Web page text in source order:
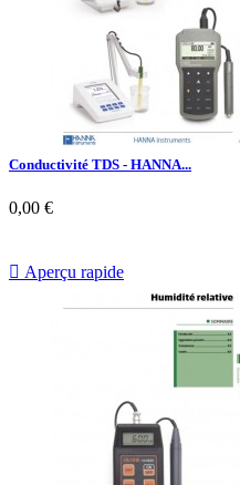
Conductivité TDS - HANNA...
0,00 €
 Aperçu rapide